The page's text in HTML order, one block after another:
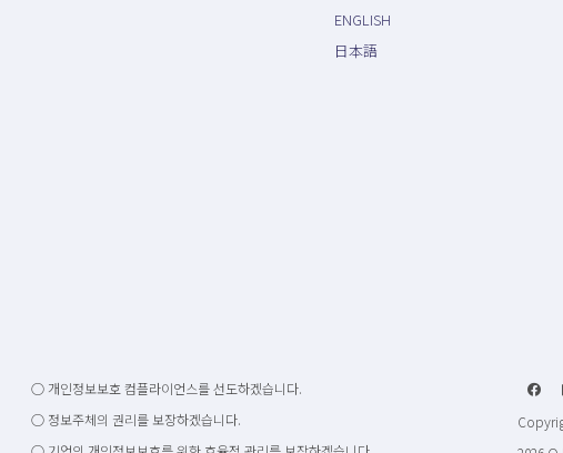
ENGLISH
日本語
○ 개인정보보호 컴플라이언스를 선도하겠습니다.
○ 정보주체의 권리를 보장하겠습니다.